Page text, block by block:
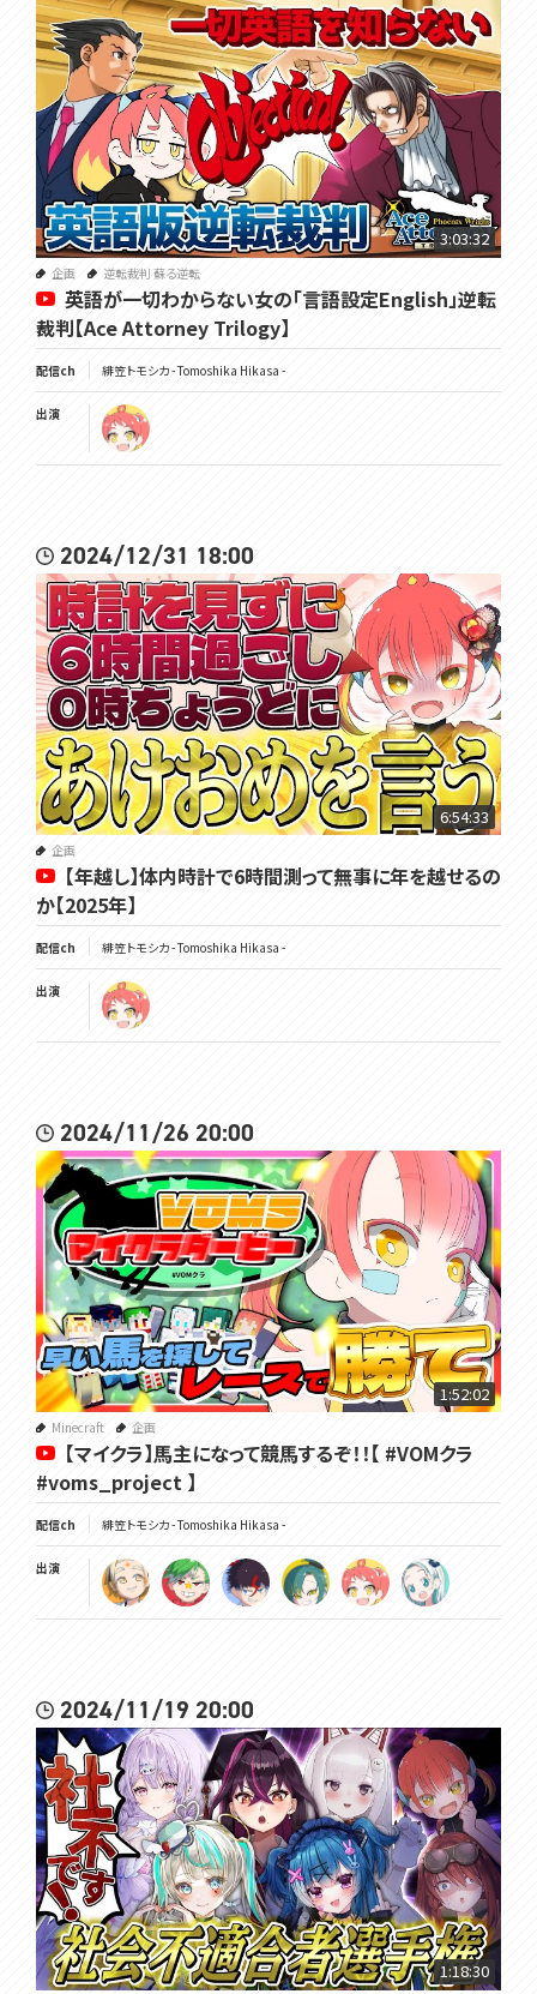
3:03:32
企画 逆転裁判 蘇る逆転
英語が一切わからない女の「言語設定English」逆転
裁判【Ace Attorney Trilogy】
配信ch 緋笠トモシカ - Tomoshika Hikasa -
出演
2024/12/31 18:00
6:54:33
企画
【年越し】体内時計で6時間測って無事に年を越せるの
か【2025年】
配信ch 緋笠トモシカ - Tomoshika Hikasa -
出演
2024/11/26 20:00
1:52:02
Minecraft 企画
【マイクラ】馬主になって競馬するぞ！！【 #VOMクラ
#voms_project 】
配信ch 緋笠トモシカ - Tomoshika Hikasa -
出演
2024/11/19 20:00
1:18:30